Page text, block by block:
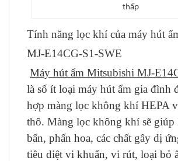
thấp
Tính năng lọc khí của máy hút
MJ-E14CG-S1-SWE
Máy hút ẩm Mitsubishi MJ-
là số ít loại máy hút ẩm gia đình
hợp màng lọc không khí HEPA
thô. Màng lọc không khí sẽ giúp
bẩn, phấn hoa, các chất gây dị
tiêu diệt vi khuẩn, vi rút, loại bỏ